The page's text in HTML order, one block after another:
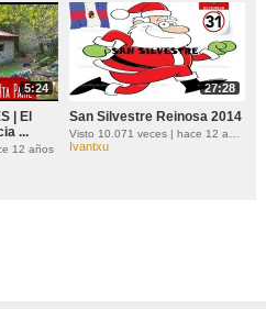
5:24
| El
...
12 años
27:28
San Silvestre Reinosa 2014
Ivantxu